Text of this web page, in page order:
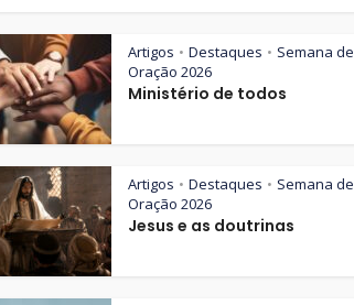
Artigos • Destaques • Semana de
Oração 2026
Ministério de todos
Artigos • Destaques • Semana de
Oração 2026
Jesus e as doutrinas